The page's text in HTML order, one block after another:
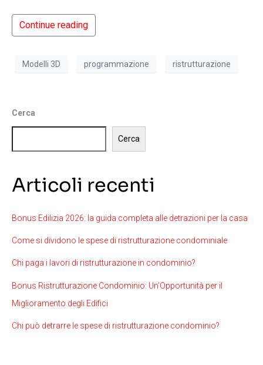
Continue reading
Modelli 3D programmazione ristrutturazione
Cerca
Cerca
Articoli recenti
Bonus Edilizia 2026: la guida completa alle detrazioni per la casa
Come si dividono le spese di ristrutturazione condominiale
Chi paga i lavori di ristrutturazione in condominio?
Bonus Ristrutturazione Condominio: Un’Opportunità per il
Miglioramento degli Edifici
Chi può detrarre le spese di ristrutturazione condominio?